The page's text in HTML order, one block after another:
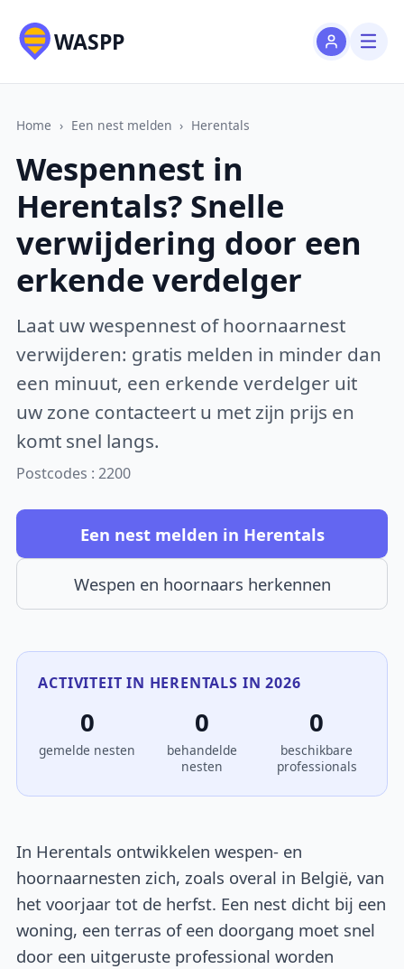
WASPP
Home › Een nest melden › Herentals
Wespennest in
Herentals? Snelle
verwijdering door een
erkende verdelger
Laat uw wespennest of hoornaarnest
verwijderen: gratis melden in minder dan
een minuut, een erkende verdelger uit
uw zone contacteert u met zijn prijs en
komt snel langs.
Postcodes : 2200
Een nest melden in Herentals
Wespen en hoornaars herkennen
ACTIVITEIT IN HERENTALS IN 2026
0
gemelde nesten
0
behandelde
nesten
0
beschikbare
professionals
In Herentals ontwikkelen wespen- en
hoornaarnesten zich, zoals overal in België, van
het voorjaar tot de herfst. Een nest dicht bij een
woning, een terras of een doorgang moet snel
door een uitgeruste professional worden